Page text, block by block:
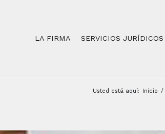
LA FIRMA SERVICIOS JURÍDICOS
Usted está aquí: Inicio /